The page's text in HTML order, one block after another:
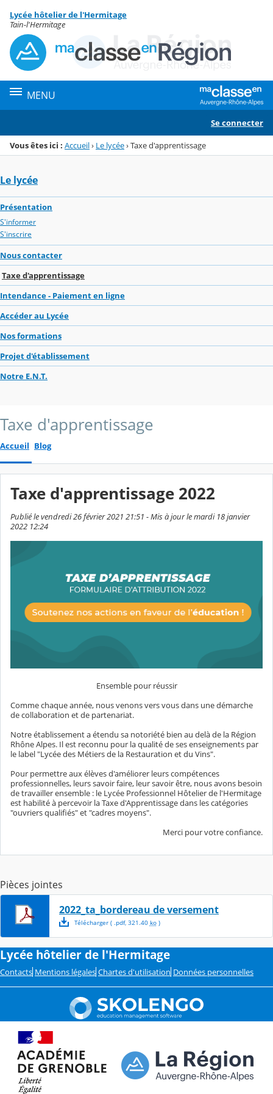
Menu de la rubrique
Contenu
Lycée hôtelier de l'Hermitage
Tain-l'Hermitage
MENU
Se connecter
Vous êtes ici : Accueil› Le lycée›Taxe d'apprentissage
Le lycée
Présentation
S'informer
S'inscrire
Nous contacter
Taxe d'apprentissage
Intendance - Paiement en ligne
Accéder au Lycée
Nos formations
Projet d'établissement
Notre E.N.T.
Taxe d'apprentissage
Accueil Blog
Taxe d'apprentissage 2022
Publié le vendredi 26 février 2021 21:51 - Mis à jour le mardi 18 janvier
2022 12:24
Ensemble pour réussir
Comme chaque année, nous venons vers vous dans une démarche
de collaboration et de partenariat.
Notre établissement a étendu sa notoriété bien au delà de la Région
Rhône Alpes. Il est reconnu pour la qualité de ses enseignements par
le label "Lycée des Métiers de la Restauration et du Vins".
Pour permettre aux élèves d'améliorer leurs compétences
professionnelles, leurs savoir faire, leur savoir être, nous avons besoin
de travailler ensemble : le Lycée Professionnel Hôtelier de l'Hermitage
est habilité à percevoir la Taxe d'Apprentissage dans les catégories
"ouvriers qualifiés" et "cadres moyens".
Merci pour votre confiance.
Pièces jointes
2022_ta_bordereau de versement
Télécharger( .pdf, 321.40 ko)
Lycée hôtelier de l'Hermitage
Contacts Mentions légales Chartes d'utilisation Données personnelles